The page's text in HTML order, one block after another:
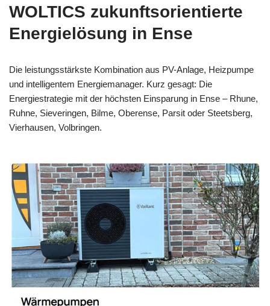
WOLTICS zukunftsorientierte
Energielösung in Ense
Die leistungsstärkste Kombination aus PV-Anlage, Heizpumpe
und intelligentem Energiemanager. Kurz gesagt: Die
Energiestrategie mit der höchsten Einsparung in Ense – Rhune,
Ruhne, Sieveringen, Bilme, Oberense, Parsit oder Steetsberg,
Vierhausen, Volbringen.